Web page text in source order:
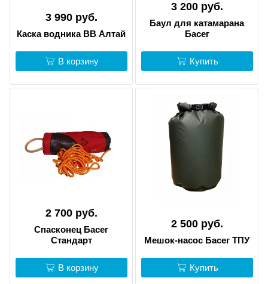
3 990 руб.
Каска водника ВВ Алтай
В корзину
3 200 руб.
Баул для катамарана
Басег
Купить
2 700 руб.
Спасконец Басег
Стандарт
В корзину
2 500 руб.
Мешок-насос Басег ТПУ
Купить